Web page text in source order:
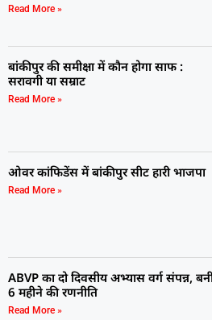
Read More »
बांकीपुर की समीक्षा में कौन होगा साफ :
सरावगी या सम्राट
Read More »
ओवर कांफिडेंस में बांकीपुर सीट हारी भाजपा
Read More »
ABVP का दो दिवसीय अभ्यास वर्ग संपन्न,
6 महीने की रणनीति
Read More »